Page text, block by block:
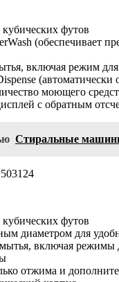
футов
(обеспечивает
включая режим
(автоматически
моющего
с обратным
Стиральные
футов
диаметром для
включая режимы
отжима и